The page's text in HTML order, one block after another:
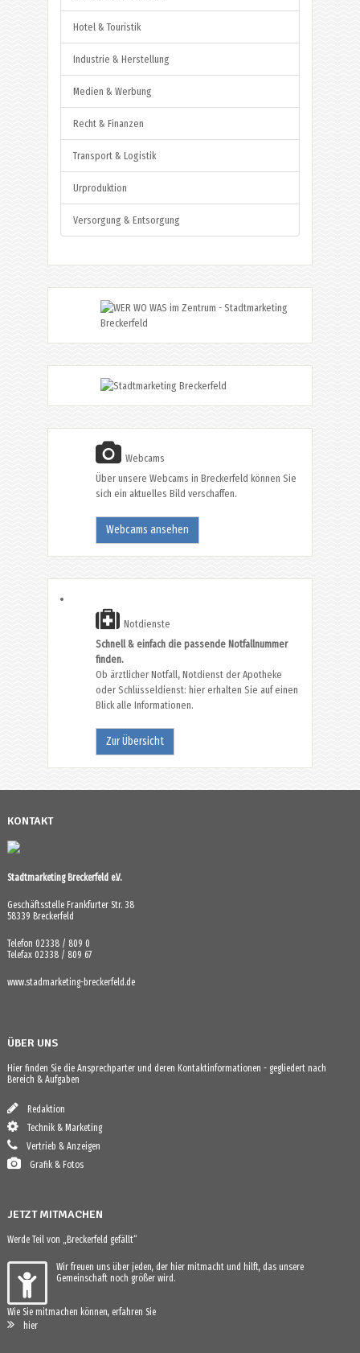
Hotel & Touristik
Industrie & Herstellung
Medien & Werbung
Recht & Finanzen
Transport & Logistik
Urproduktion
Versorgung & Entsorgung
Webcams
Über unsere Webcams in Breckerfeld können Sie
sich ein aktuelles Bild verschaffen.
Webcams ansehen
Notdienste
Schnell & einfach die passende Notfallnummer
finden.
Ob ärztlicher Notfall, Notdienst der Apotheke
oder Schlüsseldienst: hier erhalten Sie auf einen
Blick alle Informationen.
Zur Übersicht
KONTAKT
Stadtmarketing Breckerfeld e.V.
Geschäftsstelle Frankfurter Str. 38
58339 Breckerfeld
Telefon 02338 / 809 0
Telefax 02338 / 809 67
www.stadmarketing-breckerfeld.de
ÜBER UNS
Hier finden Sie die Ansprechparter und deren Kontaktinformationen - gegliedert nach
Bereich & Aufgaben
Redaktion
Technik & Marketing
Vertrieb & Anzeigen
Grafik & Fotos
JETZT MITMACHEN
Werde Teil von „Breckerfeld gefällt“
Wir freuen uns über jeden, der hier mitmacht und hilft, das unsere
Gemeinschaft noch größer wird.
Wie Sie mitmachen können, erfahren Sie
hier